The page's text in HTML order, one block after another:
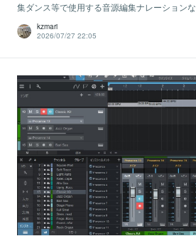
集ダンス等で使用する音源編集ナレーション
kzmari
2026/07/27 22:05